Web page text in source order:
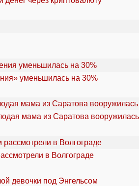
уменьшилась на 30%
мама из Саратова
в Волгограде
девочки под Энгельсом